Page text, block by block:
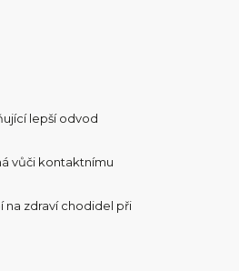
lepší odvod
vůči kontaktnímu
na zdraví chodidel při